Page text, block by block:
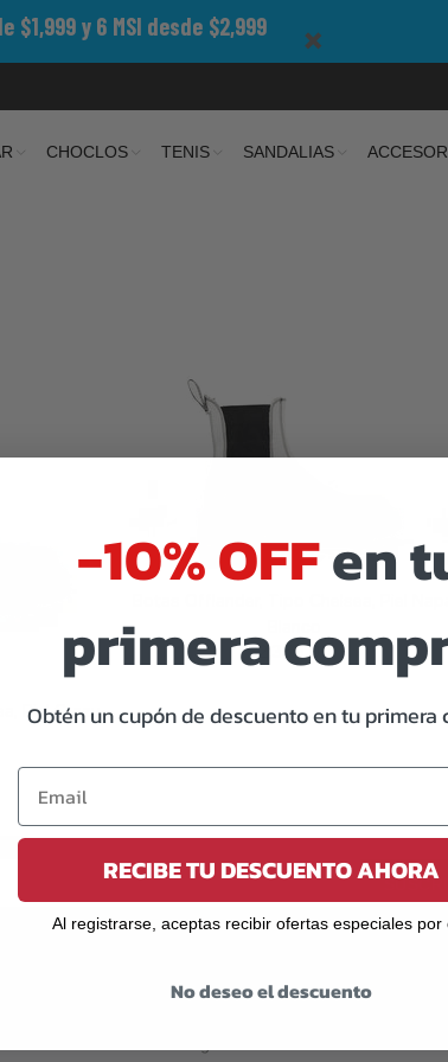
$1,999 y 6 MSI desde $2,999
CHOCLOS TENIS SANDALIAS
Piel Crazy,
2,359.00
-10% OFFen
primera
Obtén un cupón de descuento en tu primera
RECIBE TU DESCUENTO AHORA
Al registrarse, aceptas recibir ofertas especiales por
No deseo el descuento